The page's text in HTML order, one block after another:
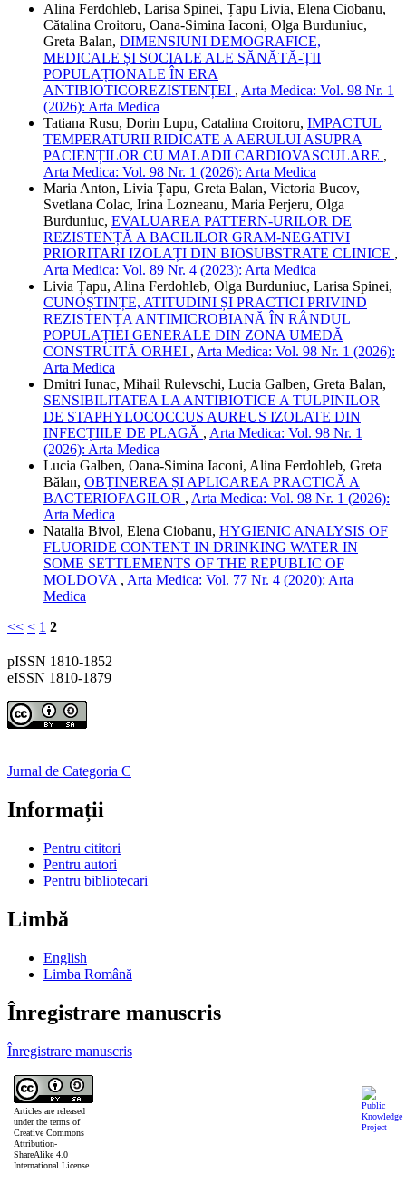
Alina Ferdohleb, Larisa Spinei, Țapu Livia, Elena Ciobanu,
Cătalina Croitoru, Oana-Simina Iaconi, Olga Burduniuc,
Greta Balan, DIMENSIUNI DEMOGRAFICE,
MEDICALE ȘI SOCIALE ALE SĂNĂTĂ-ȚII
POPULAȚIONALE ÎN ERA
ANTIBIOTICOREZISTENȚEI , Arta Medica: Vol. 98 Nr. 1
(2026): Arta Medica
Tatiana Rusu, Dorin Lupu, Catalina Croitoru, IMPACTUL
TEMPERATURII RIDICATE A AERULUI ASUPRA
PACIENȚILOR CU MALADII CARDIOVASCULARE ,
Arta Medica: Vol. 98 Nr. 1 (2026): Arta Medica
Maria Anton, Livia Țapu, Greta Balan, Victoria Bucov,
Svetlana Colac, Irina Lozneanu, Maria Perjeru, Olga
Burduniuc, EVALUAREA PATTERN-URILOR DE
REZISTENȚĂ A BACILILOR GRAM-NEGATIVI
PRIORITARI IZOLAȚI DIN BIOSUBSTRATE CLINICE ,
Arta Medica: Vol. 89 Nr. 4 (2023): Arta Medica
Livia Țapu, Alina Ferdohleb, Olga Burduniuc, Larisa Spinei,
CUNOȘTINȚE, ATITUDINI ȘI PRACTICI PRIVIND
REZISTENȚA ANTIMICROBIANĂ ÎN RÂNDUL
POPULAȚIEI GENERALE DIN ZONA UMEDĂ
CONSTRUITĂ ORHEI , Arta Medica: Vol. 98 Nr. 1 (2026):
Arta Medica
Dmitri Iunac, Mihail Rulevschi, Lucia Galben, Greta Balan,
SENSIBILITATEA LA ANTIBIOTICE A TULPINILOR
DE STAPHYLOCOCCUS AUREUS IZOLATE DIN
INFECȚIILE DE PLAGĂ , Arta Medica: Vol. 98 Nr. 1
(2026): Arta Medica
Lucia Galben, Oana-Simina Iaconi, Alina Ferdohleb, Greta
Bălan, OBȚINEREA ȘI APLICAREA PRACTICĂ A
BACTERIOFAGILOR , Arta Medica: Vol. 98 Nr. 1 (2026):
Arta Medica
Natalia Bivol, Elena Ciobanu, HYGIENIC ANALYSIS OF
FLUORIDE CONTENT IN DRINKING WATER IN
SOME SETTLEMENTS OF THE REPUBLIC OF
MOLDOVA , Arta Medica: Vol. 77 Nr. 4 (2020): Arta
Medica
<< < 1 2
pISSN 1810-1852
eISSN 1810-1879
Jurnal de Categoria C
Informații
Pentru cititori
Pentru autori
Pentru bibliotecari
Limbă
English
Limba Română
Înregistrare manuscris
Înregistrare manuscris
Articles are released
under the terms of
Creative Commons
Attribution-
ShareAlike 4.0
International License